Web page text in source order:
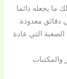
يجعله دائما
دقائق معدودة.
التي عادة
والمكتبات